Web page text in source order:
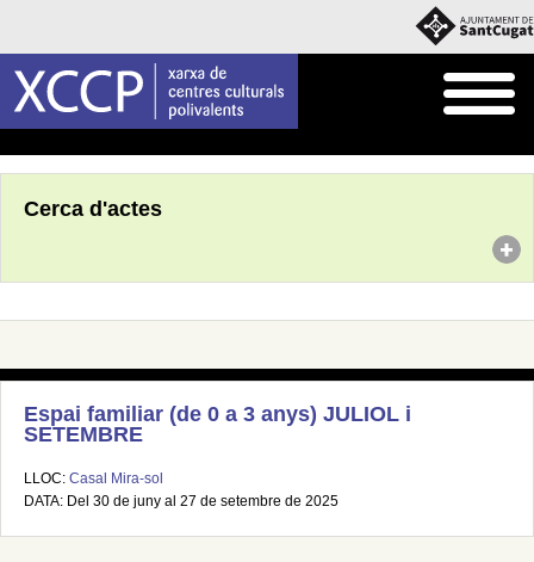
Cerca d'actes
Espai familiar (de 0 a 3 anys) JULIOL i
SETEMBRE
LLOC: Casal Mira-sol
DATA: Del 30 de juny al 27 de setembre de 2025